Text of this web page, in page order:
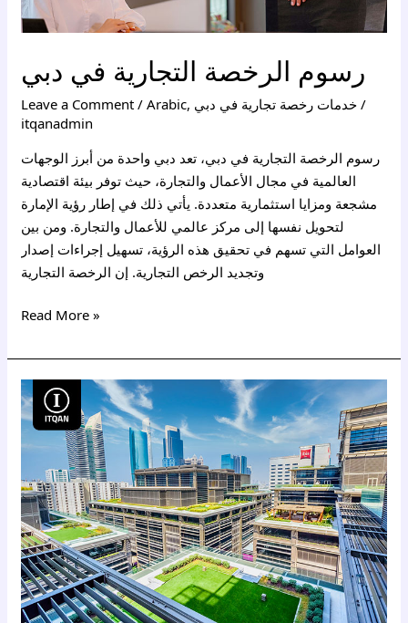
رسوم الرخصة التجارية في دبي
Leave a Comment /Arabic, خدمات رخصة تجارية في دبي /
itqanadmin
رسوم الرخصة التجارية في دبي، تعد دبي واحدة من أبرز الوجهات
العالمية في مجال الأعمال والتجارة، حيث توفر بيئة اقتصادية
مشجعة ومزايا استثمارية متعددة. يأتي ذلك في إطار رؤية الإمارة
لتحويل نفسها إلى مركز عالمي للأعمال والتجارة. ومن بين
العوامل التي تسهم في تحقيق هذه الرؤية، تسهيل إجراءات إصدار
وتجديد الرخص التجارية. إن الرخصة التجارية
Read More »
رخصة
تجارية
في
الحرة
دبي